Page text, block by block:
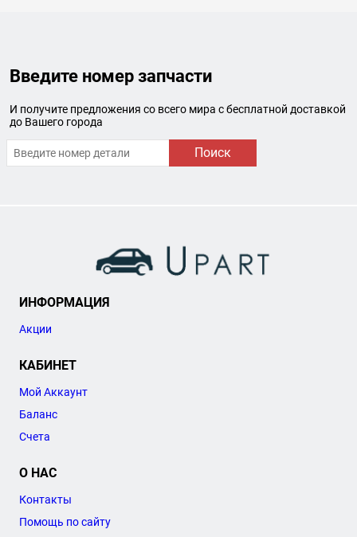
Введите номер запчасти
И получите предложения со всего мира с бесплатной доставкой
до Вашего города
Поиск
ИНФОРМАЦИЯ
Акции
КАБИНЕТ
Мой Аккаунт
Баланс
Счета
О НАС
Контакты
Помощь по сайту